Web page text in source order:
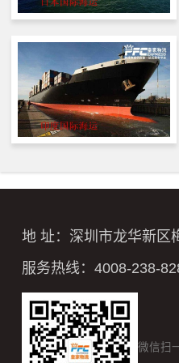
地 址：深圳市龙华新区
服务热线：4008-238-
微信扫